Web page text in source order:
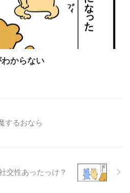
からない
するおなら
交性あったっけ？